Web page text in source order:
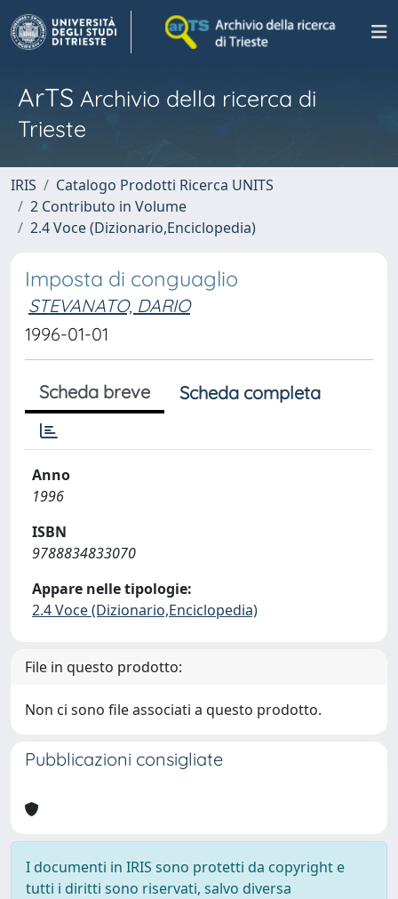
ArTS Archivio della ricerca di
Trieste
IRIS
Catalogo Prodotti Ricerca UNITS
2 Contributo in Volume
2.4 Voce (Dizionario,Enciclopedia)
Imposta di conguaglio
STEVANATO, DARIO
1996-01-01
Scheda breve Scheda completa
Anno
1996
ISBN
9788834833070
Appare nelle tipologie:
2.4 Voce (Dizionario,Enciclopedia)
File in questo prodotto:
Non ci sono file associati a questo prodotto.
Pubblicazioni consigliate
I documenti in IRIS sono protetti da copyright e
tutti i diritti sono riservati, salvo diversa